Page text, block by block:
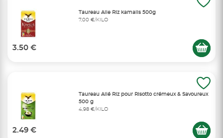
Taureau Aile Riz kamalis 500g
7,00 €/KILO
3.50 €
Taureau Ailé Riz pour Risotto crémeux & Savoureux
500 g
4,98 €/KILO
2.49 €